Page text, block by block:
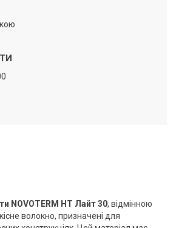
NOVOTERM HT Лайт 30, відмінною
волокно, призначені для